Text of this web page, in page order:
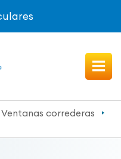
Ventanas correderas